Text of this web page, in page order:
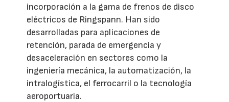
incorporación a la gama de frenos de disco
eléctricos de Ringspann. Han sido
desarrolladas para aplicaciones de
retención, parada de emergencia y
desaceleración en sectores como la
ingeniería mecánica, la automatización, la
intralogística, el ferrocarril o la tecnología
aeroportuaria.